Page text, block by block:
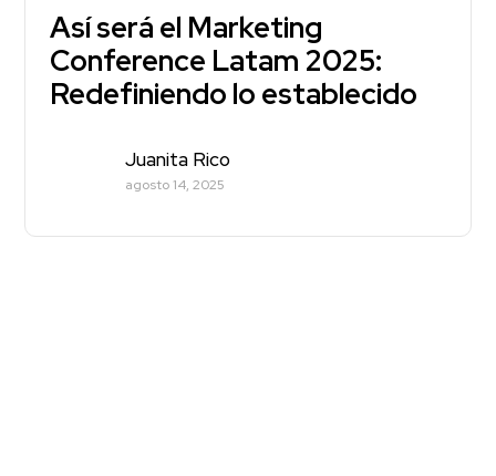
Así será el Marketing
Conference Latam 2025:
Redefiniendo lo establecido
Juanita Rico
agosto 14, 2025